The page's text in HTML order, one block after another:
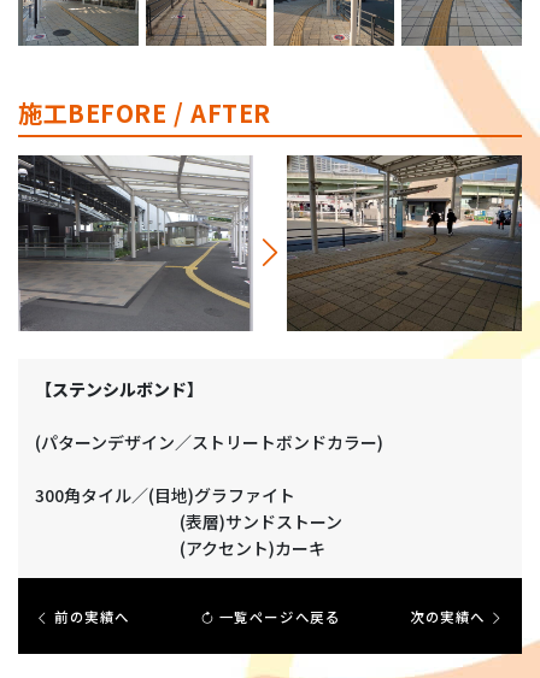
施工BEFORE / AFTER
【ステンシルボンド】
(パターンデザイン／ストリートボンドカラー)
300角タイル／(目地)グラファイト
(表層)サンドストーン
(アクセント)カーキ
前の実績へ 一覧ページへ戻る 次の実績へ